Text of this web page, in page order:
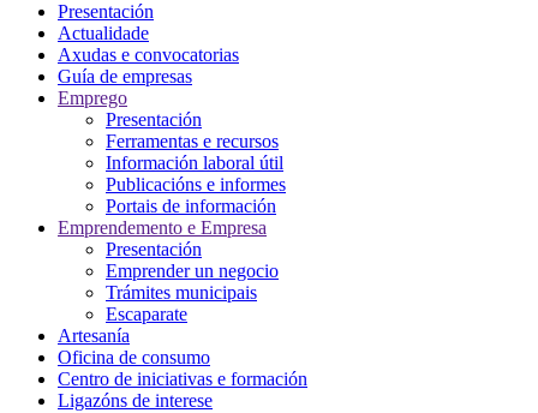
Presentación
Actualidade
Axudas e convocatorias
Guía de empresas
Emprego
Presentación
Ferramentas e recursos
Información laboral útil
Publicacións e informes
Portais de información
Emprendemento e Empresa
Presentación
Emprender un negocio
Trámites municipais
Escaparate
Artesanía
Oficina de consumo
Centro de iniciativas e formación
Ligazóns de interese